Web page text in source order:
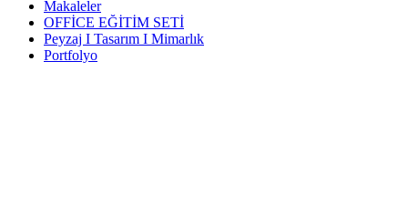
Makaleler
OFFİCE EĞİTİM SETİ
Peyzaj I Tasarım I Mimarlık
Portfolyo